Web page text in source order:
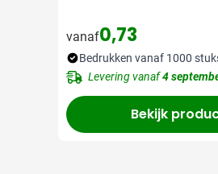
vanaf0,73
Bedrukken vanaf 1000
Levering vanaf4
Bekijk